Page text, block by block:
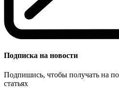
Подписка на новости
Подпишись, чтобы получать на
статьях